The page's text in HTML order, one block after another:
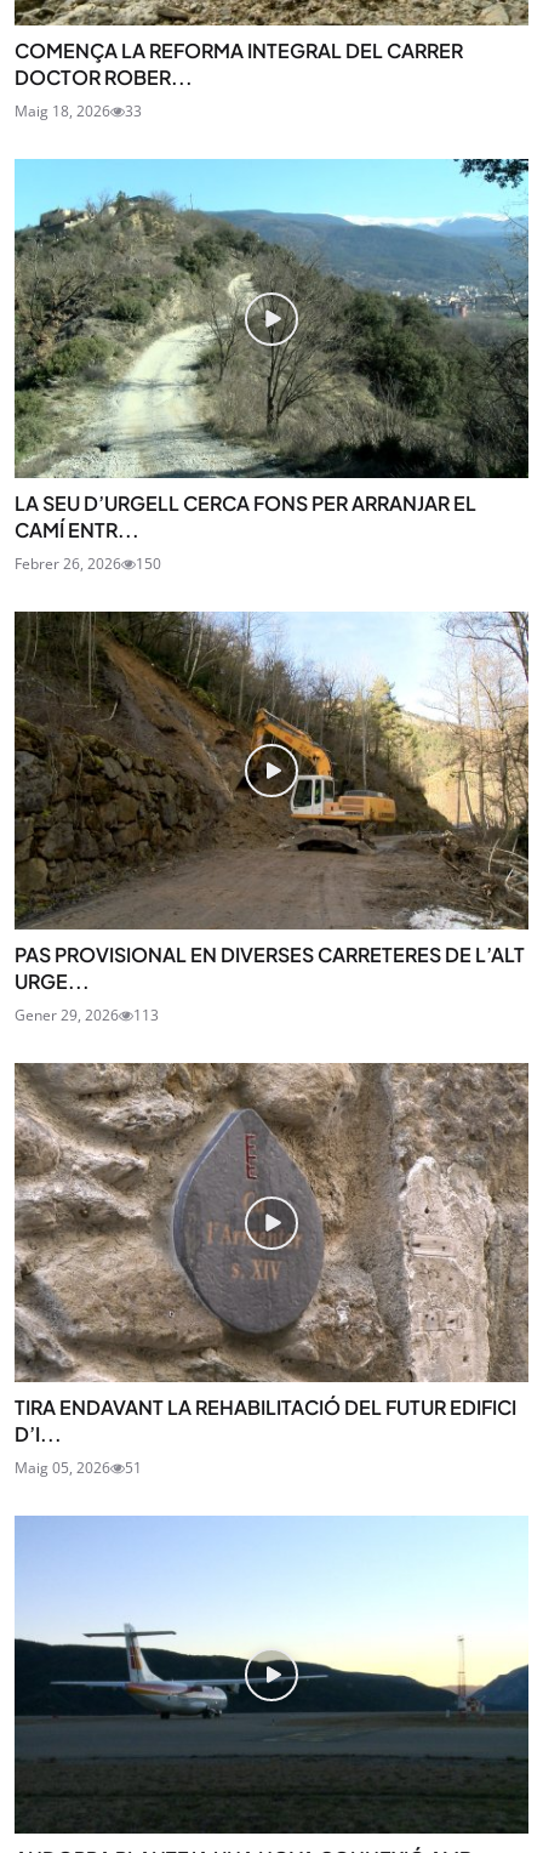
COMENÇA LA REFORMA INTEGRAL DEL CARRER
DOCTOR ROBER...
Maig 18, 2026 33
LA SEU D’URGELL CERCA FONS PER ARRANJAR EL
CAMÍ ENTR...
Febrer 26, 2026 150
PAS PROVISIONAL EN DIVERSES CARRETERES DE L’ALT
URGE...
Gener 29, 2026 113
TIRA ENDAVANT LA REHABILITACIÓ DEL FUTUR EDIFICI
D’I...
Maig 05, 2026 51